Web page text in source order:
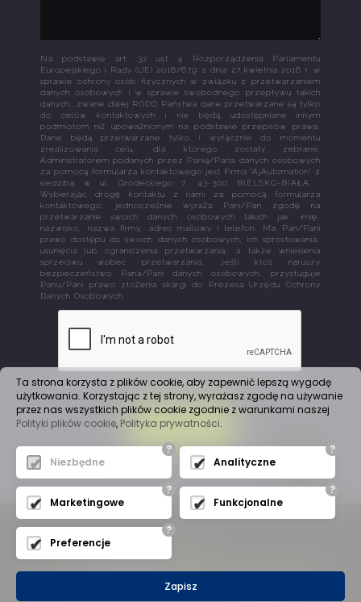
Na podstawie art. 32 ust 4 Rozporządzenia Parlamentu
Europejskiego i Rady (UE) 2016/679 z dnia 27 kwietnia 2016 r. w
sprawie ochrony osób fizycznych w związku z przetwarzaniem
danych osobowych i w sprawie swobodnego przepływu takich
danych, zwane dalej RODO Państwa dane przetwarzane są tylko
do celów kontaktowych i nie będą udostępniane innym
podmiotom niż upoważnionym na podstawie przepisów prawa.
Dane będą przetwarzane tylko i wyłącznie do momentu
zrealizowania celu, dla którego zostały zebrane.
Administratorem podanych przez Panią/Pana danych osobowych
za pomocą formularza kontaktowego jest Firma "AjAutomation" z
siedzibą w ul. Grodeckiego 7, 43-300 BIELSKO-BIAŁA .
Wybierając drogę kontaktu z nami za pomocą formularza
kontaktowego, jednocześnie wyraża Pani/Pan zgodę na
przetwarzanie swoich danych osobowych takich jak: imię,
nazwisko, nazwa firmy, adres mailowy i telefon. Ma Pan/Pani
prawo dostępu do swoich danych osobowych, ich sprostowania,
usunięcia lub ograniczenia przetwarzania, a także wniesienia
sprzeciwu wobec przetwarzania. Jeśli ktoś naruszy
bezpieczeństwo Pana/Pani danych osobowych, przysługuje
Panu/Pani prawo złożenia skargi do Prezesa Urzędu Ochrony
Danych Osobowych.
WYŚLIJ
(C) 2019AJAutomation- Wszelkie Prawa Zastrzeżone
Ta strona korzysta z plików cookie, aby zapewnić lepszą wygodę
użytkowania. Korzystając z tej strony, wyrażasz zgodę na używanie
przez nas wszystkich plików cookie zgodnie z warunkami naszej
Polityki plików cookie, Polityka prywatności.
?
Niezbędne
?
Analityczne
?
Marketingowe
?
Funkcjonalne
?
Preferencje
Zapisz